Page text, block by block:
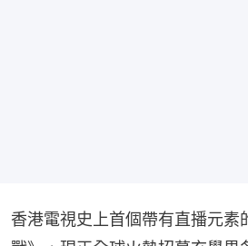
香港電視史上首個帶有直播元素